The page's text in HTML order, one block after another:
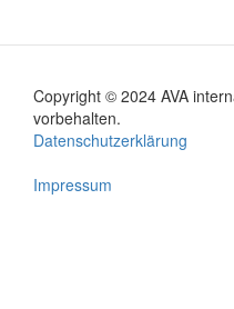
Copyright © 2024 AVA
vorbehalten.
Footer
menu
Datenschutzerklärung
Impressum